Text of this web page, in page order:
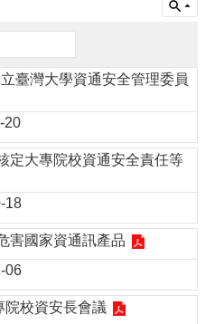
臺灣大學資通安全管理委員
20
定大專院校資通安全責任等
18
害國家資通訊產品
06
院校資安長會議